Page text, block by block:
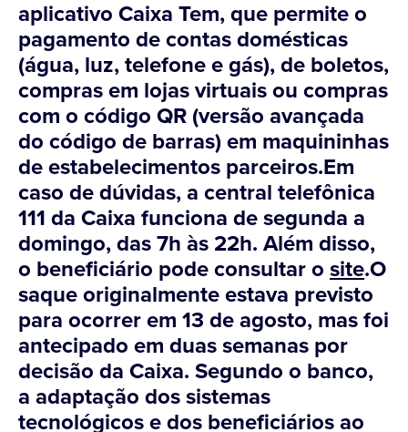
aplicativo Caixa Tem, que permite o
pagamento de contas domésticas
(água, luz, telefone e gás), de boletos,
compras em lojas virtuais ou compras
com o código QR (versão avançada
do código de barras) em maquininhas
de estabelecimentos parceiros.Em
caso de dúvidas, a central telefônica
111 da Caixa funciona de segunda a
domingo, das 7h às 22h. Além disso,
o beneficiário pode consultar o site.O
saque originalmente estava previsto
para ocorrer em 13 de agosto, mas foi
antecipado em duas semanas por
decisão da Caixa. Segundo o banco,
a adaptação dos sistemas
tecnológicos e dos beneficiários ao